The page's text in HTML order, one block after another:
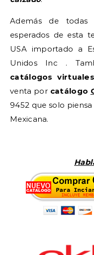
Además de
esperados de esta
USA importado a
Unidos Inc .
catálogos virtuales
venta por catálogo
9452 que solo
Mexicana.